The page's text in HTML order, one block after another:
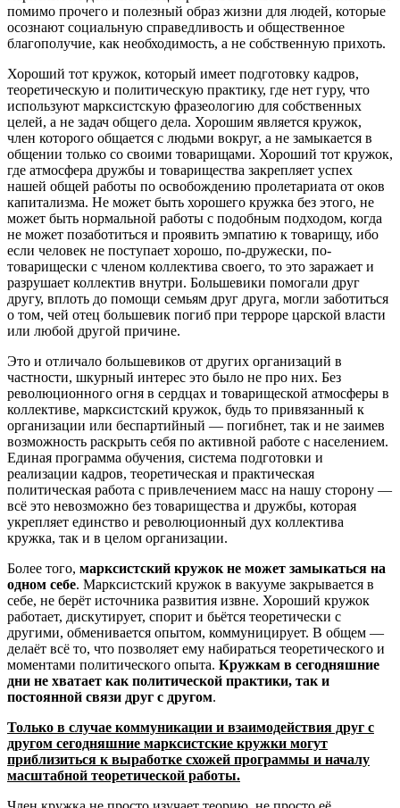
помимо прочего и полезный образ жизни для людей, которые
осознают социальную справедливость и общественное
благополучие, как необходимость, а не собственную прихоть.
Хороший тот кружок, который имеет подготовку кадров,
теоретическую и политическую практику, где нет гуру, что
используют марксистскую фразеологию для собственных
целей, а не задач общего дела. Хорошим является кружок,
член которого общается с людьми вокруг, а не замыкается в
общении только со своими товарищами. Хороший тот кружок,
где атмосфера дружбы и товарищества закрепляет успех
нашей общей работы по освобождению пролетариата от оков
капитализма. Не может быть хорошего кружка без этого, не
может быть нормальной работы с подобным подходом, когда
не может позаботиться и проявить эмпатию к товарищу, ибо
если человек не поступает хорошо, по-дружески, по-
товарищески с членом коллектива своего, то это заражает и
разрушает коллектив внутри. Большевики помогали друг
другу, вплоть до помощи семьям друг друга, могли заботиться
о том, чей отец большевик погиб при терроре царской власти
или любой другой причине.
Это и отличало большевиков от других организаций в
частности, шкурный интерес это было не про них. Без
революционного огня в сердцах и товарищеской атмосферы в
коллективе, марксистский кружок, будь то привязанный к
организации или беспартийный — погибнет, так и не заимев
возможность раскрыть себя по активной работе с населением.
Единая программа обучения, система подготовки и
реализации кадров, теоретическая и практическая
политическая работа с привлечением масс на нашу сторону —
всё это невозможно без товарищества и дружбы, которая
укрепляет единство и революционный дух коллектива
кружка, так и в целом организации.
Более того, марксистский кружок не может замыкаться на
одном себе. Марксистский кружок в вакууме закрывается в
себе, не берёт источника развития извне. Хороший кружок
работает, дискутирует, спорит и бьётся теоретически с
другими, обменивается опытом, коммуницирует. В общем —
делаёт всё то, что позволяет ему набираться теоретического и
моментами политического опыта. Кружкам в сегодняшние
дни не хватает как политической практики, так и
постоянной связи друг с другом.
Только в случае коммуникации и взаимодействия друг с
другом сегодняшние марксистские кружки могут
приблизиться к выработке схожей программы и началу
масштабной теоретической работы.